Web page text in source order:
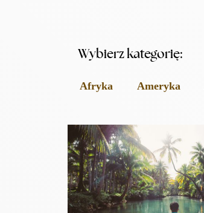
Wybierz kategorię:
Afryka Ameryka